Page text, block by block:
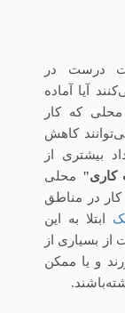
درست در
آیا آماده
که کار
کاهش
بیشتری از
کاری" محلی
کار در مناطق
ابتلا به این
بسیاری از
و یا ممکن